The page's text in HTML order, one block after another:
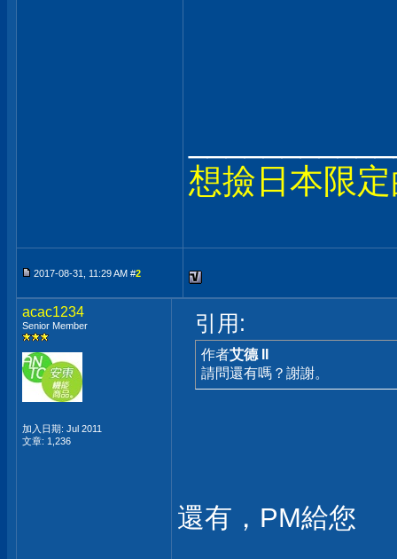
想撿日本限
2017-08-31, 11:29 AM #2
acac1234
Senior Member
加入日期: Jul 2011
文章: 1,236
引用:
作者艾德 II
請問還有嗎？謝謝。
還有，PM給您